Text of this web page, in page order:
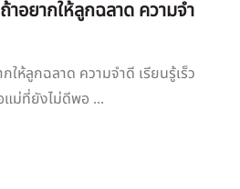
อยากให้ลูกฉลาด ความจำ
ห้ลูกฉลาด ความจำดี เรียนรู้เร็ว
แม่ที่ยังไม่ดีพอ ...